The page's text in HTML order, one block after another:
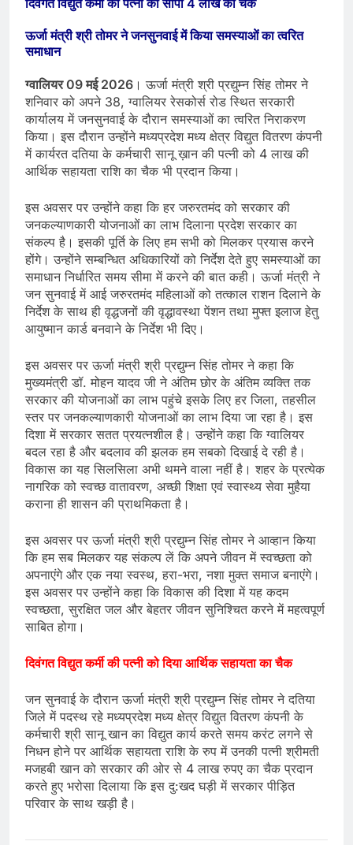
ऊर्जा मंत्री श्री तोमर ने जनसुनवाई में किया समस्याओं का त्वरित
समाधान
ग्वालियर 09 मई 2026 । ऊर्जा मंत्री श्री प्रद्युम्न सिंह तोमर ने
शनिवार को अपने 38, ग्वालियर रेसकोर्स रोड स्थित सरकारी
कार्यालय में जनसुनवाई के दौरान समस्याओं का त्वरित निराकरण
किया। इस दौरान उन्होंने मध्यप्रदेश मध्य क्षेत्र विद्युत वितरण कंपनी
में कार्यरत दतिया के कर्मचारी सानू ख़ान की पत्नी को 4 लाख की
आर्थिक सहायता राशि का चैक भी प्रदान किया।
इस अवसर पर उन्होंने कहा कि हर जरुरतमंद को सरकार की
जनकल्याणकारी योजनाओं का लाभ दिलाना प्रदेश सरकार का
संकल्प है। इसकी पूर्ति के लिए हम सभी को मिलकर प्रयास करने
होंगे। उन्होंने सम्बन्धित अधिकारियों को निर्देश देते हुए समस्याओं का
समाधान निर्धारित समय सीमा में करने की बात कही। ऊर्जा मंत्री ने
जन सुनवाई में आई जरुरतमंद महिलाओं को तत्काल राशन दिलाने के
निर्देश के साथ ही वृद्धजनों की वृद्धावस्था पेंशन तथा मुफ्त इलाज हेतु
आयुष्मान कार्ड बनवाने के निर्देश भी दिए।
इस अवसर पर ऊर्जा मंत्री श्री प्रद्युम्न सिंह तोमर ने कहा कि
मुख्यमंत्री डॉ. मोहन यादव जी ने अंतिम छोर के अंतिम व्यक्ति तक
सरकार की योजनाओं का लाभ पहुंचे इसके लिए हर जिला, तहसील
स्तर पर जनकल्याणकारी योजनाओं का लाभ दिया जा रहा है। इस
दिशा में सरकार सतत प्रयत्नशील है। उन्होंने कहा कि ग्वालियर
बदल रहा है और बदलाव की झलक हम सबको दिखाई दे रही है।
विकास का यह सिलसिला अभी थमने वाला नहीं है। शहर के प्रत्येक
नागरिक को स्वच्छ वातावरण, अच्छी शिक्षा एवं स्वास्थ्य सेवा मुहैया
कराना ही शासन की प्राथमिकता है।
इस अवसर पर ऊर्जा मंत्री श्री प्रद्युम्न सिंह तोमर ने आव्हान किया
कि हम सब मिलकर यह संकल्प लें कि अपने जीवन में स्वच्छता को
अपनाएंगे और एक नया स्वस्थ, हरा-भरा, नशा मुक्त समाज बनाएंगे।
इस अवसर पर उन्होंने कहा कि विकास की दिशा में यह कदम
स्वच्छता, सुरक्षित जल और बेहतर जीवन सुनिश्चित करने में महत्वपूर्ण
साबित होगा।
दिवंगत विद्युत कर्मी की पत्नी को दिया आर्थिक सहायता का चैक
जन सुनवाई के दौरान ऊर्जा मंत्री श्री प्रद्युम्न सिंह तोमर ने दतिया
जिले में पदस्थ रहे मध्यप्रदेश मध्य क्षेत्र विद्युत वितरण कंपनी के
कर्मचारी श्री सानू खान का विद्युत कार्य करते समय करंट लगने से
निधन होने पर आर्थिक सहायता राशि के रुप में उनकी पत्नी श्रीमती
मजहबी खान को सरकार की ओर से 4 लाख रुपए का चैक प्रदान
करते हुए भरोसा दिलाया कि इस दु:खद घड़ी में सरकार पीड़ित
परिवार के साथ खड़ी है।